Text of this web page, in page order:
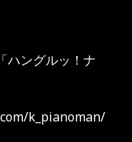
ハングルッ！ナ
k_pianoman/